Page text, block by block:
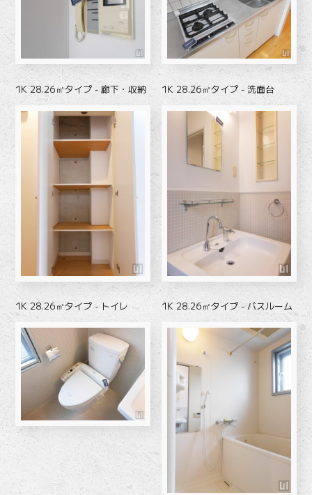
1K 28.26㎡タイプ - 廊下・収納 1K 28.26㎡タイプ - 洗面台
1K 28.26㎡タイプ - トイレ 1K 28.26㎡タイプ - バスルーム